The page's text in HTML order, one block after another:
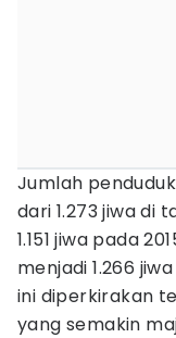
Jumlah
dari 1.273 jiwa di
1.151 jiwa pada
menjadi 1.266
ini diperkirakan
yang semakin